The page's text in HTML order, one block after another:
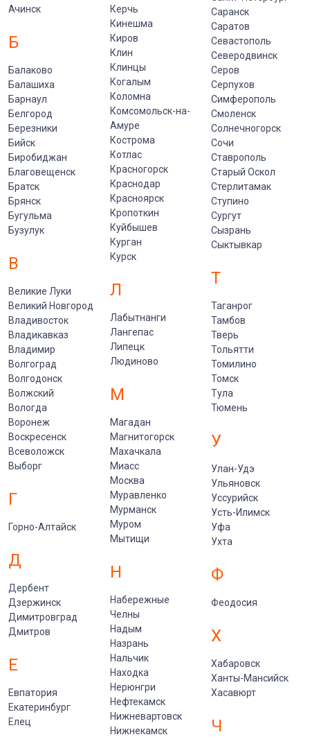
Ачинск
Б
Балаково
Балашиха
Барнаул
Белгород
Березники
Бийск
Биробиджан
Благовещенск
Братск
Брянск
Бугульма
Бузулук
В
Великие Луки
Великий Новгород
Владивосток
Владикавказ
Владимир
Волгоград
Волгодонск
Волжский
Вологда
Воронеж
Воскресенск
Всеволожск
Выборг
Г
Горно-Алтайск
Д
Дербент
Дзержинск
Димитровград
Дмитров
Е
Евпатория
Екатеринбург
Елец
Керчь
Кинешма
Киров
Клин
Клинцы
Когалым
Коломна
Комсомольск-на-
Амуре
Кострома
Котлас
Красногорск
Краснодар
Красноярск
Кропоткин
Куйбышев
Курган
Курск
Л
Лабытнанги
Лангепас
Липецк
Людиново
М
Магадан
Магнитогорск
Махачкала
Миасс
Москва
Муравленко
Мурманск
Муром
Мытищи
Н
Набережные
Челны
Надым
Назрань
Нальчик
Находка
Нерюнгри
Нефтекамск
Нижневартовск
Нижнекамск
Саранск
Саратов
Севастополь
Северодвинск
Серов
Серпухов
Симферополь
Смоленск
Солнечногорск
Сочи
Ставрополь
Старый Оскол
Стерлитамак
Ступино
Сургут
Сызрань
Сыктывкар
Т
Таганрог
Тамбов
Тверь
Тольятти
Томилино
Томск
Тула
Тюмень
У
Улан-Удэ
Ульяновск
Уссурийск
Усть-Илимск
Уфа
Ухта
Ф
Феодосия
Х
Хабаровск
Ханты-Мансийск
Хасавюрт
Ч